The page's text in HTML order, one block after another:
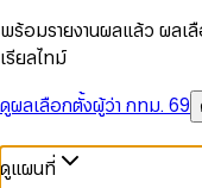
พร้อมรายงานผลแล้ว ผลเ
เรียลไทม์
ดูผลเลือกตั้งผู้ว่า กทม. 69
ดูแผนที่